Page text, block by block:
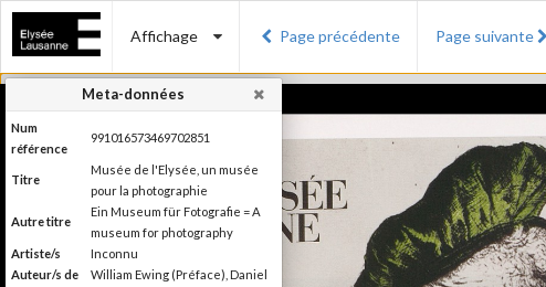
Affichage Page précédente Page suivante
Meta-données
Num
référence
991016573469702851
Titre
Musée de l'Elysée, un musée
pour la photographie
Autre titre
Ein Museum für Fotografie = A
museum for photography
Artiste/s
Inconnu
Auteur/s de
William Ewing (Préface), Daniel